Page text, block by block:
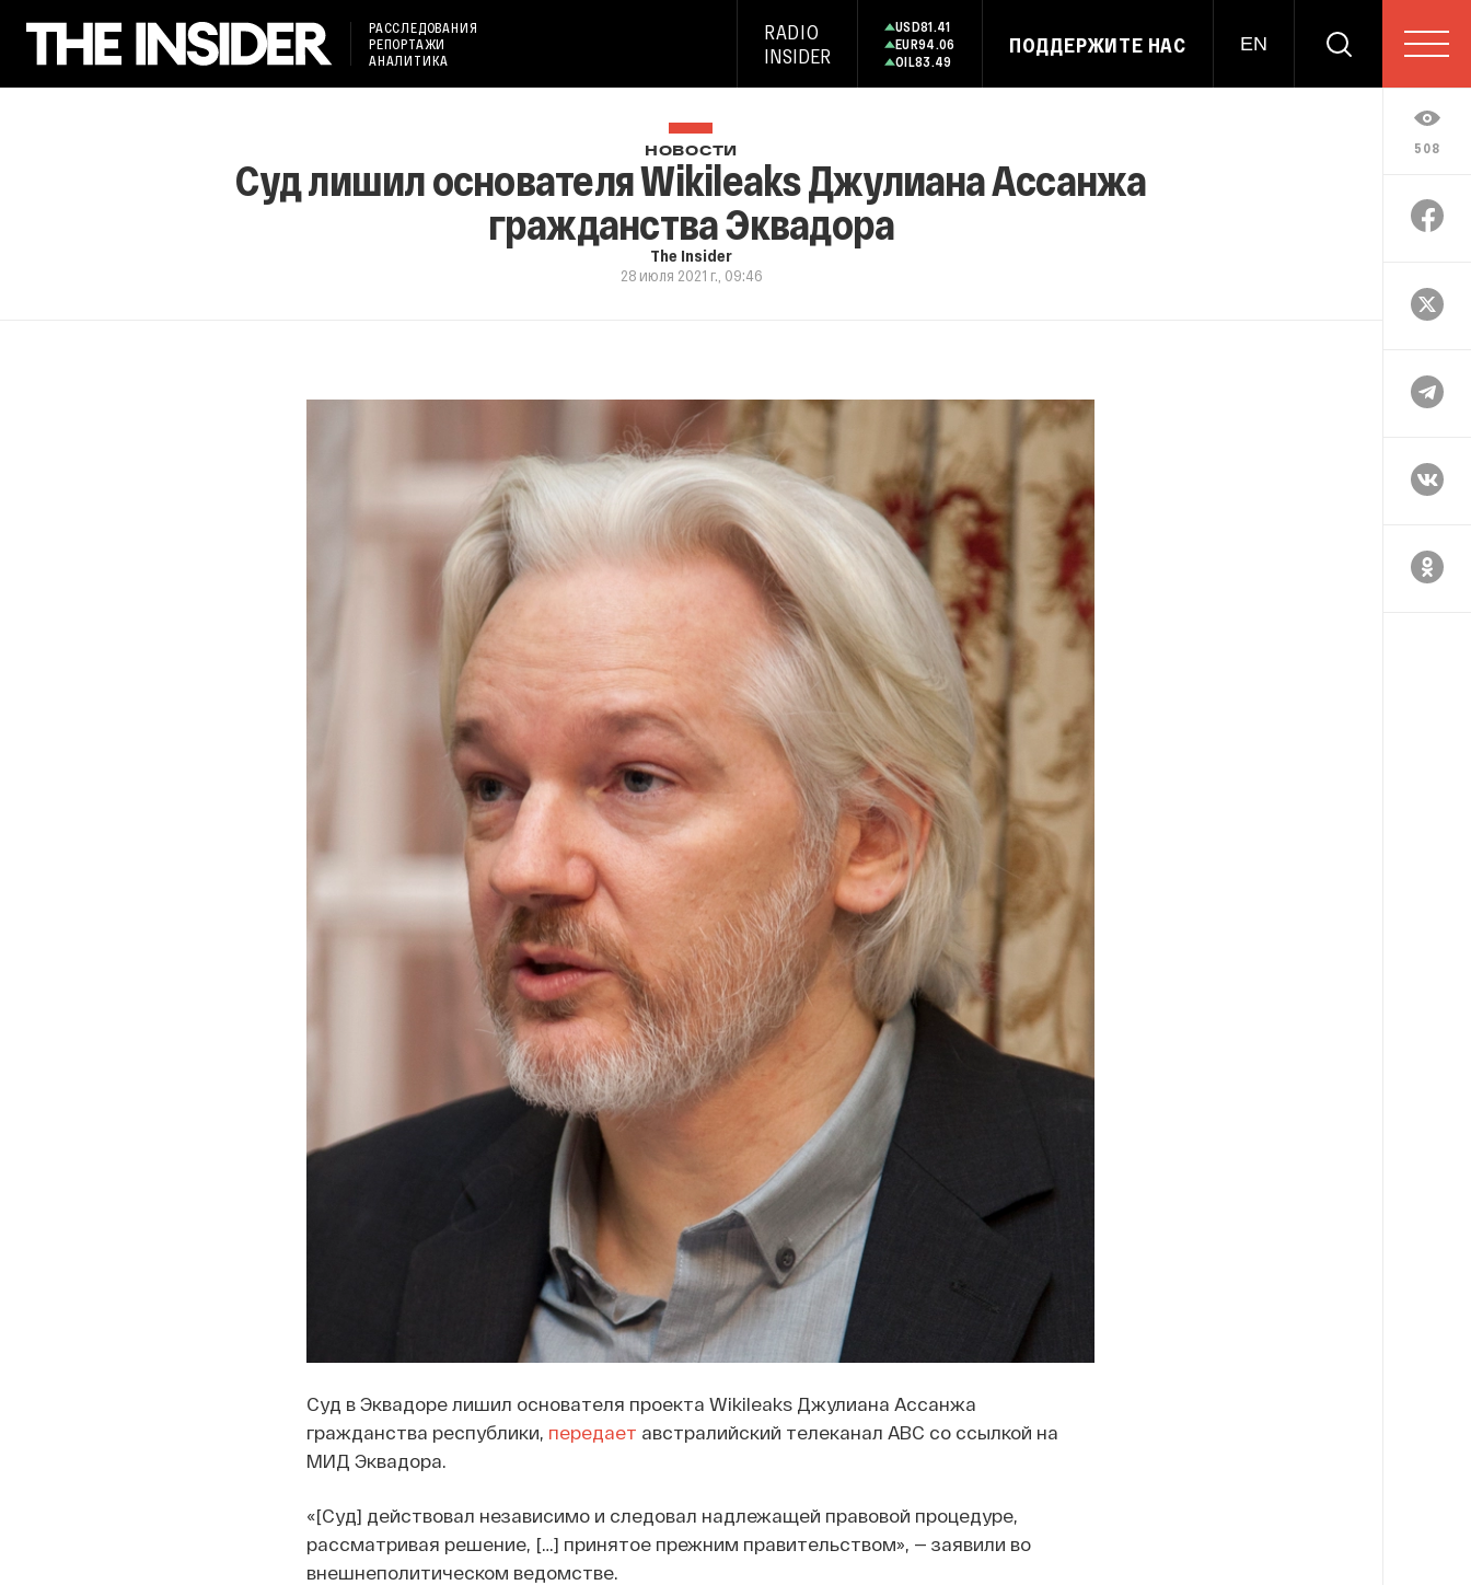
РАССЛЕДОВАНИЯ
РЕПОРТАЖИ
АНАЛИТИКА
RADIO
INSIDER
USD81.41
EUR94.06
OIL83.49
ПОДДЕРЖИТЕ НАС EN
508
НОВОСТИ
Суд лишил основателя Wikileaks Джулиана Ассанжа
гражданства Эквадора
The Insider
28 июля 2021 г., 09:46
Суд в Эквадоре лишил основателя проекта Wikileaks Джулиана Ассанжа
гражданства республики, передает австралийский телеканал ABC со ссылкой на
МИД Эквадора.
«[Суд] действовал независимо и следовал надлежащей правовой процедуре,
рассматривая решение, […] принятое прежним правительством», — заявили во
внешнеполитическом ведомстве.